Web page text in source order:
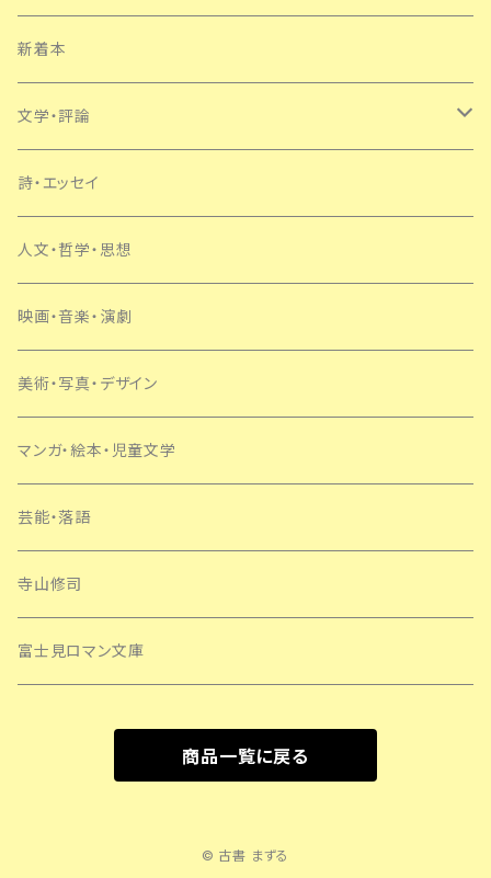
新着本
文学・評論
日本
外国
SF・ミステリー
詩・エッセイ
人文・哲学・思想
映画・音楽・演劇
美術・写真・デザイン
マンガ・絵本・児童文学
芸能・落語
寺山修司
富士見ロマン文庫
商品一覧に戻る
© 古書 まずる